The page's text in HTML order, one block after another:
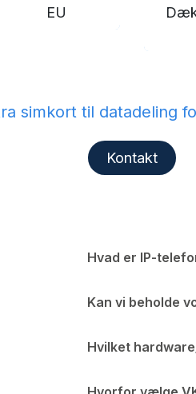
EU
simkort til
Kontakt
Hvad er IP-
Kan vi beholde
Hvilket